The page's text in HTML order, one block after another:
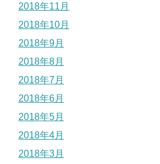
2018年11月
2018年10月
2018年9月
2018年8月
2018年7月
2018年6月
2018年5月
2018年4月
2018年3月